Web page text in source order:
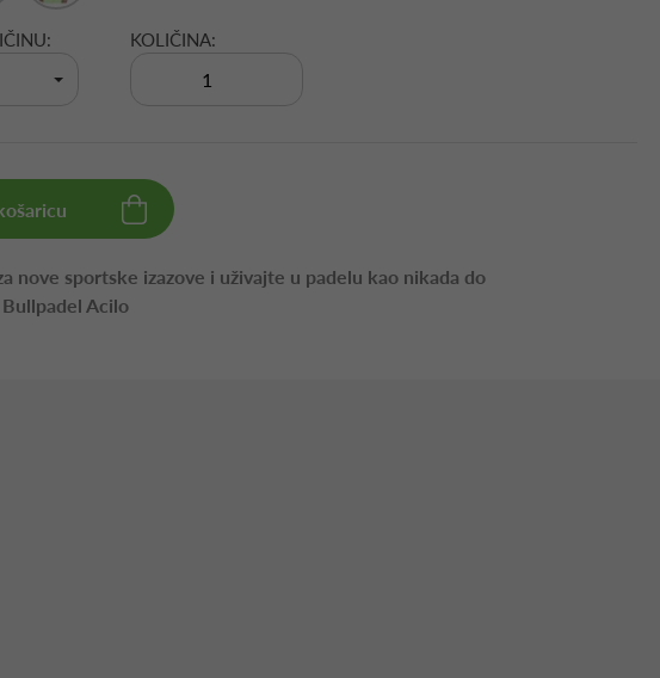
KOLIČINA:
nove sportske izazove i uživajte u padelu kao nikada do
Bullpadel Acilo